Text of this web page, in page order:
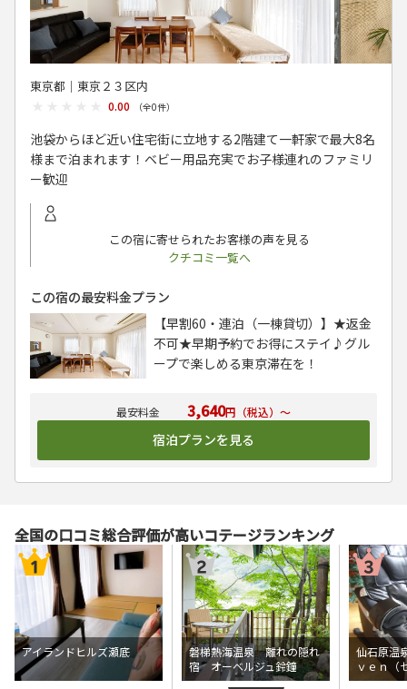
東京都│東京２３区内
0.00 （全0件）
池袋からほど近い住宅街に立地する2階建て一軒家で最大8名
様まで泊まれます！ベビー用品充実でお子様連れのファミリ
ー歓迎
この宿に寄せられたお客様の声を見る
クチコミ一覧へ
3,640円（税込）～
宿泊プランを見る
この宿の最安料金プラン
【早割60・連泊（一棟貸切）】★返金
不可★早期予約でお得にステイ♪グル
ープで楽しめる東京滞在を！
全国の口コミ総合評価が高いコテージランキング
アイランドヒルズ瀬底
磐梯熱海温泉 離れの隠れ
宿 オーベルジュ鈴鐘
仙石原
ｖｅｎ（